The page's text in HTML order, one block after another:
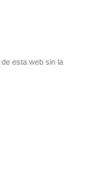
esta web sin la